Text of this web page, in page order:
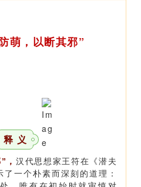
萌，以断其邪”
释 义
， 汉代思想家王符在《潜夫
一个朴素而深刻的道理：